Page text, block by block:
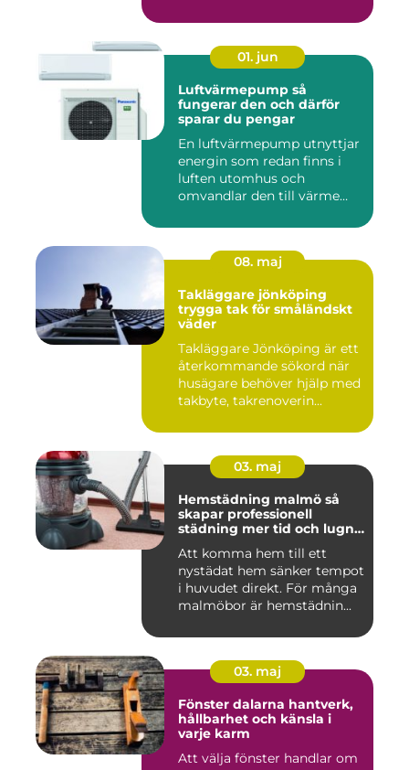
01. jun
Luftvärmepump så
fungerar den och därför
sparar du pengar
En luftvärmepump utnyttjar
energin som redan finns i
luften utomhus och
omvandlar den till värme
08. maj
Takläggare jönköping
trygga tak för småländskt
väder
Takläggare Jönköping är ett
återkommande sökord när
husägare behöver hjälp med
takbyte, takrenoverin...
03. maj
Hemstädning malmö så
skapar professionell
städning mer tid och lugn i
Att komma hem till ett
nystädat hem sänker tempot
i huvudet direkt. För många
malmöbor är hemstädnin...
03. maj
Fönster dalarna hantverk,
hållbarhet och känsla i
varje karm
Att välja fönster handlar om